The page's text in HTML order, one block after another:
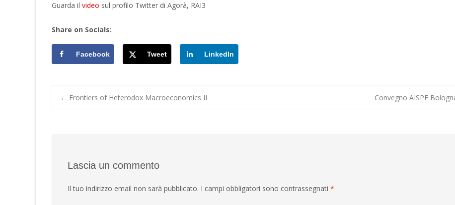
Guarda il video sul profilo Twitter di Agorà, RAI3
Share on Socials:
Facebook Tweet LinkedIn
Post
← Frontiers of Heterodox Macroeconomics II Convegno AISPE
Lascia un commento
Il tuo indirizzo email non sarà pubblicato. I campi obbligatori sono contrassegnati *